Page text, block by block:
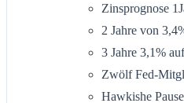
​Zinsprognose
​2 Jahre von
3 Jahre 3,1%
Zwölf Fed-
Hawkishe